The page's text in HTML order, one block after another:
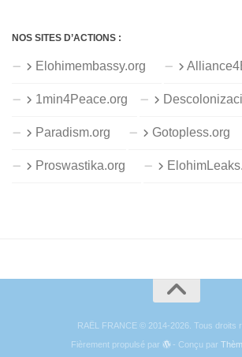
NOS SITES D’ACTIONS :
Elohimembassy.org
1min4Peace.org
Paradism.org Gotopless.org
Proswastika.org
RAËL FRANCE © 2014-2026. Tous droits
Fièrement propulsé par
- Conçu par